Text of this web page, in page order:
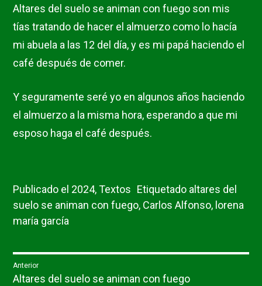
Altares del suelo se animan con fuego son mis
tías tratando de hacer el almuerzo como lo hacía
mi abuela a las 12 del día, y es mi papá haciendo el
café después de comer.
Y seguramente seré yo en algunos años haciendo
el almuerzo a la misma hora, esperando a que mi
esposo haga el café después.
Publicado el 2024,Textos Etiquetado altares del
suelo se animan con fuego, Carlos Alfonso, lorena
maría garcía
Navegación
Anterior
Entrada
Altares del suelo se animan con fuego